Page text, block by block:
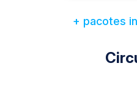
+ pacotes